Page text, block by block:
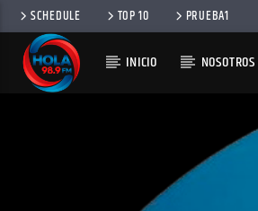
SCHEDULE TOP 10 PRUEBA1
INICIO NOSOTROS